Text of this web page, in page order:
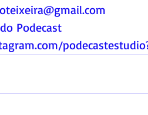
Podecast